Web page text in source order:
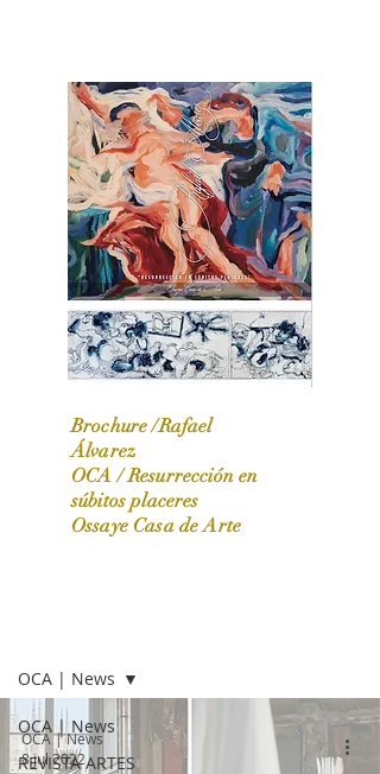
OCA|News 31 / Marzo-Abril / 2024
Brochure /Rafael
Álvarez
OCA /Resurrección en
súbitos placeres
Ossaye Casa de Arte
OCA | News
REVISTA ARTES
OCA | News
OCA | News
8 jul 2022